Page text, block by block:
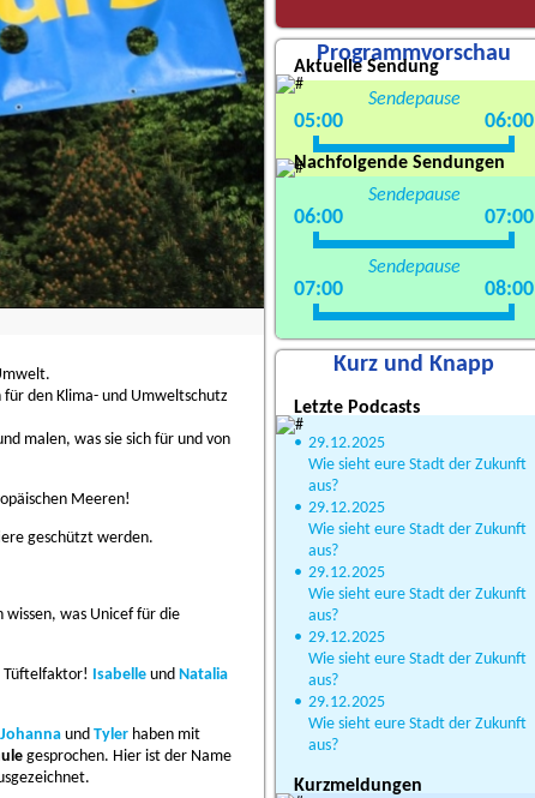
für den Klima- und Umweltschutz
malen, was sie sich für und von
Meeren!
geschützt werden.
was Unicef für die
Tüftelfaktor! Isabelle und Natalia
Johanna und Tyler haben mit
gesprochen. Hier ist der Name
Programmvorschau
Aktuelle Sendung
Sendepause
05:00 06:00
Nachfolgende Sendungen
Sendepause
06:00 07:00
Sendepause
07:00 08:00
Kurz und Knapp
Letzte Podcasts
• 29.12.2025
Wie sieht eure Stadt der Zukunft
aus?
• 29.12.2025
Wie sieht eure Stadt der Zukunft
aus?
• 29.12.2025
Wie sieht eure Stadt der Zukunft
aus?
• 29.12.2025
Wie sieht eure Stadt der Zukunft
aus?
• 29.12.2025
Wie sieht eure Stadt der Zukunft
aus?
Kurzmeldungen